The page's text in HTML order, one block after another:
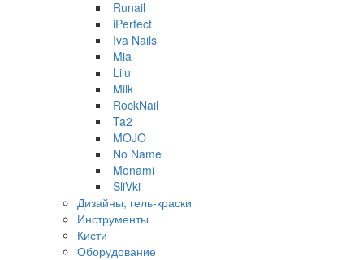
Runail
iPerfect
Iva Nails
Mia
Lilu
Milk
RockNail
Ta2
MOJO
No Name
Monami
SliVki
Дизайны, гель-краски
Инструменты
Кисти
Оборудование